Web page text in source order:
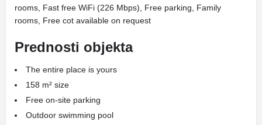
rooms, Fast free WiFi (226 Mbps), Free parking, Family
rooms, Free cot available on request
Prednosti objekta
The entire place is yours
158 m² size
Free on-site parking
Outdoor swimming pool